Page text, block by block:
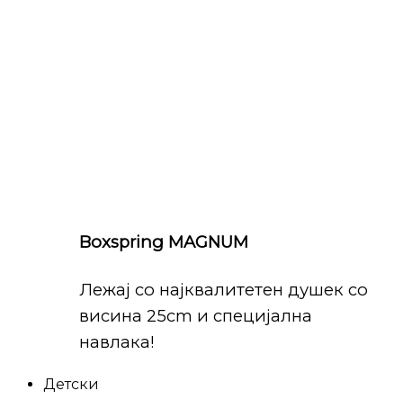
Boxspring MAGNUM
Лежај со најквалитетен душек со
висина 25cm и специјална
навлака!
Детски